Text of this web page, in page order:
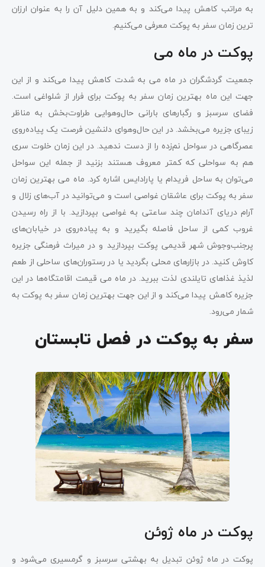
به مراتب کاهش پیدا می‌کند و به همین دلیل آن را به عنوان ارزان
ترین زمان سفر به پوکت معرفی می‌کنیم.
پوکت در ماه می
جمعیت گردشگران در ماه می به شدت کاهش پیدا می‌کند و از این
جهت این ماه بهترین زمان سفر به پوکت برای فرار از شلواغی است.
فضای سرسبز و رگبارهای بارانی حال‌وهوایی طراوت‌بخش به مناظر
زیبای جزیره می‌بخشد. در این حال‌وهوای دلنشین فرصت یک پیاده‌روی
عصرگاهی در سواحل نم‌زده را از دست ندهید. در این زمان خلوت سری
هم به سواحلی که کمتر معروف هستند بزنید از جمله این سواحل
می‌توان به ساحل فریدام یا پارادایس اشاره کرد. ماه می بهترین زمان
سفر به پوکت برای عاشقان غواصی است و می‌توانید در آب‌های زلال و
آرام دریای آندامان چند ساعتی به غواصی بپردازید. با از راه رسیدن
غروب کمی از ساحل فاصله بگیرید و به پیاده‌روی در خیابان‌های
پرجنب‌وجوش شهر قدیمی پوکت بپردازید و در میراث فرهنگی جزیره
کاوش کنید. در بازارهای محلی بگردید یا در رستوران‌های ساحلی از طعم
لذیذ غذاهای تایلندی لذت ببرید. در ماه می قیمت اقامتگاه‌ها در این
جزیره کاهش پیدا می‌کند و از این جهت بهترین زمان سفر به پوکت به
شمار می‌رود.
سفر به پوکت در فصل تابستان
پوکت در ماه ژوئن
پوکت در ماه ژوئن تبدیل به بهشتی سرسبز و گرمسیری می‌شود و